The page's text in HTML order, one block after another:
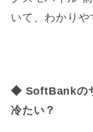
いて、わかりや
◆ SoftBankの
冷たい？